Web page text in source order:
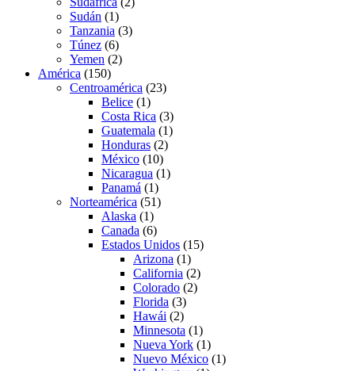
Sudán (1)
Tanzania (3)
Túnez (6)
Yemen (2)
América (150)
Centroamérica (23)
Belice (1)
Costa Rica (3)
Guatemala (1)
Honduras (2)
México (10)
Nicaragua (1)
Panamá (1)
Norteamérica (51)
Alaska (1)
Canada (6)
Estados Unidos (15)
Arizona (1)
California (2)
Colorado (2)
Florida (3)
Hawái (2)
Minnesota (1)
Nueva York (1)
Nuevo México (1)